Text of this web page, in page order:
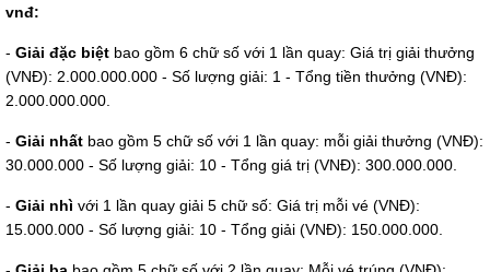
vnđ:
- Giải đặc biệt bao gồm 6 chữ số với 1 lần quay: Giá trị giải thưởng
(VNĐ): 2.000.000.000 - Số lượng giải: 1 - Tổng tiền thưởng (VNĐ):
2.000.000.000.
- Giải nhất bao gồm 5 chữ số với 1 lần quay: mỗi giải thưởng (VNĐ):
30.000.000 - Số lượng giải: 10 - Tổng giá trị (VNĐ): 300.000.000.
- Giải nhì với 1 lần quay giải 5 chữ số: Giá trị mỗi vé (VNĐ):
15.000.000 - Số lượng giải: 10 - Tổng giải (VNĐ): 150.000.000.